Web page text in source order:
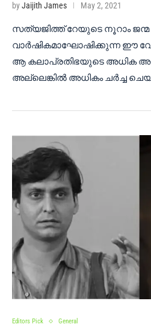
byJaijith James May 2, 2021
സത്യജിത്ത് റേയുടെ നൂറാം ജന്മ
വാർഷികമാഘോഷിക്കുന്ന ഈ
ആ കലാപ്രതിഭയുടെ അധിക
അല്ലെങ്കിൽ അധികം ചർച്ച
Editors Pick General